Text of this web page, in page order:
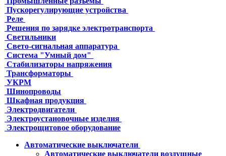
Пускорегулирующие устройства
Реле
Решения по зарядке электротранспорта
Светильники
Свето-сигнальная аппаратура
Система "Умный дом"
Стабилизаторы напряжения
Трансформаторы
УКРМ
Шинопроводы
Шкафная продукция
Электродвигатели
Электроустановочные изделия
Электрощитовое оборудование
Автоматические выключатели
Автоматические выключатели воздушные